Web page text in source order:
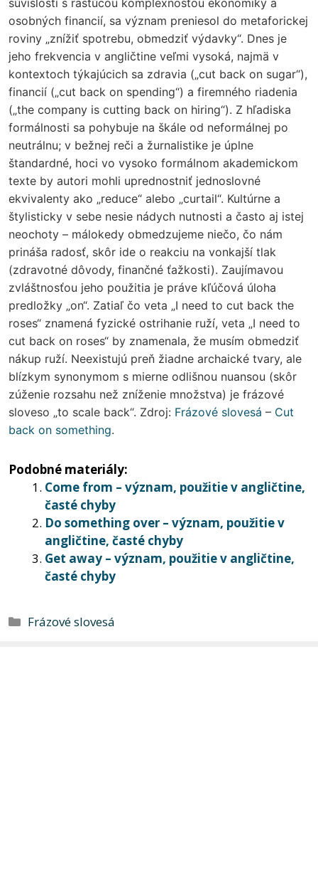
osobných financií, sa význam preniesol do metaforickej
roviny „znížiť spotrebu, obmedziť výdavky“. Dnes je
jeho frekvencia v angličtine veľmi vysoká, najmä v
kontextoch týkajúcich sa zdravia („cut back on sugar“),
financií („cut back on spending“) a firemného riadenia
(„the company is cutting back on hiring“). Z hľadiska
formálnosti sa pohybuje na škále od neformálnej po
neutrálnu; v bežnej reči a žurnalistike je úplne
štandardné, hoci vo vysoko formálnom akademickom
texte by autori mohli uprednostniť jednoslovné
ekvivalenty ako „reduce“ alebo „curtail“. Kultúrne a
štylisticky v sebe nesie nádych nutnosti a často aj istej
neochoty – málokedy obmedzujeme niečo, čo nám
prináša radosť, skôr ide o reakciu na vonkajší tlak
(zdravotné dôvody, finančné ťažkosti). Zaujímavou
zvláštnosťou jeho použitia je práve kľúčová úloha
predložky „on“. Zatiaľ čo veta „I need to cut back the
roses“ znamená fyzické ostrihanie ruží, veta „I need to
cut back on roses“ by znamenala, že musím obmedziť
nákup ruží. Neexistujú preň žiadne archaické tvary, ale
blízkym synonymom s mierne odlišnou nuansou (skôr
zúženie rozsahu než zníženie množstva) je frázové
sloveso „to scale back“. Zdroj: Frázové slovesá – Cut
back on something.
Podobné materiály:
Come from – význam, použitie v angličtine,
časté chyby
Do something over – význam, použitie v
angličtine, časté chyby
Get away – význam, použitie v angličtine,
časté chyby
Kategórie
Frázové slovesá